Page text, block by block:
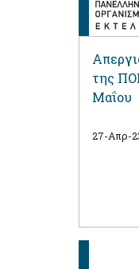
της
Μαΐου
27-Απρ-